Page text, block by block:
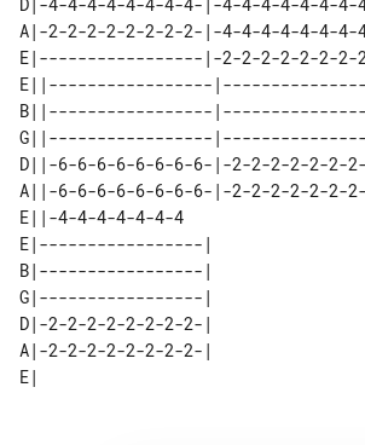
A|-2-2-2-2-2-2-2-2-|-4-4-4-4-4-4-4-
E|-----------------|-2-2-2-2-2-2-2-
E||-----------------
B||-----------------
G||-----------------
D||-6-6-6-6-6-6-6-6-|-2-2-2-2-2-2-
A||-6-6-6-6-6-6-6-6-|-2-2-2-2-2-2-
E||-4-4-4-4-4-4-
E|-----------------|
B|-----------------|
G|-----------------|
D|-2-2-2-2-2-2-2-2-|
A|-2-2-2-2-2-2-2-2-|